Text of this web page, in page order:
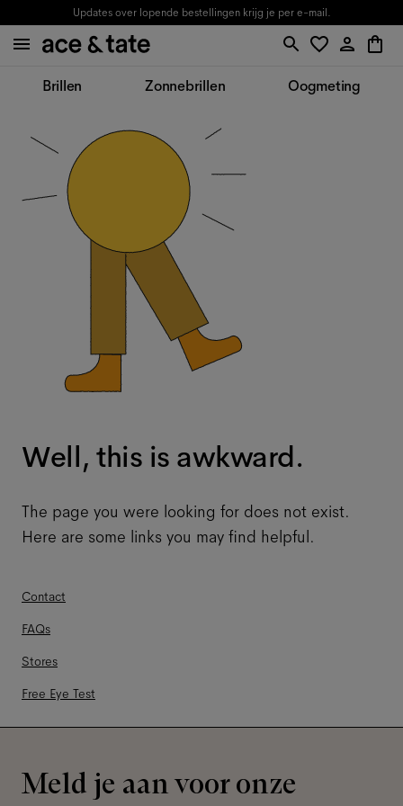
Updates over lopende bestellingen krijg je per e-mail.
Brillen Zonnebrillen Oogmeting
Well, this is awkward.
The page you were looking for does not exist.
Here are some links you may find helpful.
Contact
FAQs
Stores
Free Eye Test
Meld je aan voor onze